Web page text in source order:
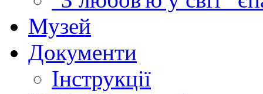
Музей
Документи
Інструкції